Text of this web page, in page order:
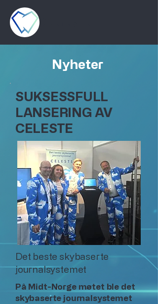
Nyheter
SUKSESSFULL
LANSERING AV
CELESTE
Det beste skybaserte
journalsystemet
På Midt-Norge møtet ble det
skybaserte journalsystemet